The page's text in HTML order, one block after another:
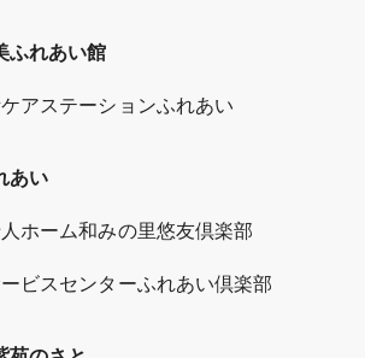
ふれあい館
アステーションふれあい
あい
ホーム和みの里悠友倶楽部
ビスセンターふれあい倶楽部